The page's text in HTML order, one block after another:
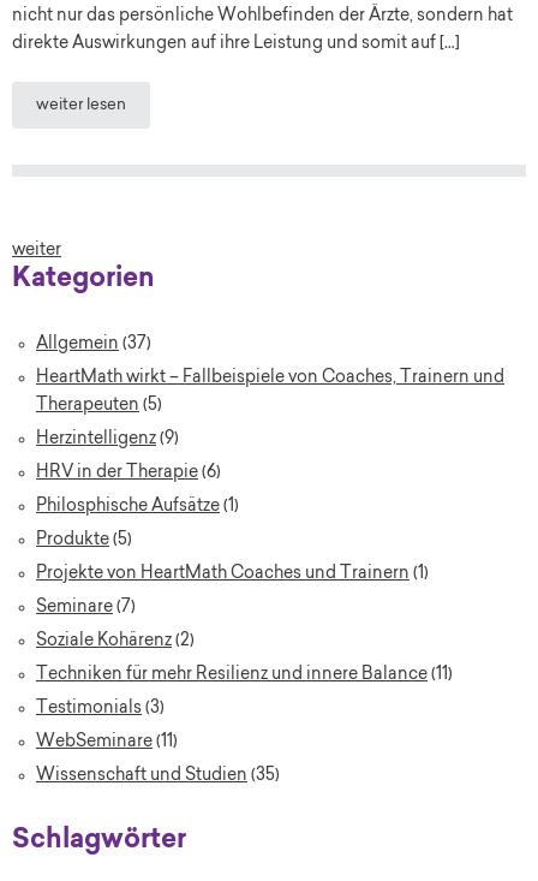
nicht nur das persönliche Wohlbefinden der Ärzte, sondern hat
direkte Auswirkungen auf ihre Leistung und somit auf […]
weiter lesen
weiter
Kategorien
Allgemein (37)
HeartMath wirkt – Fallbeispiele von Coaches, Trainern und
Therapeuten (5)
Herzintelligenz (9)
HRV in der Therapie (6)
Philosphische Aufsätze (1)
Produkte (5)
Projekte von HeartMath Coaches und Trainern (1)
Seminare (7)
Soziale Kohärenz (2)
Techniken für mehr Resilienz und innere Balance (11)
Testimonials (3)
WebSeminare (11)
Wissenschaft und Studien (35)
Schlagwörter